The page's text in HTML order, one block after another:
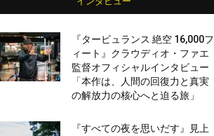
『タービュランス 絶空 16,000フ
ィート』クラウディオ・ファエ
監督オフィシャルインタビュー
「本作は、人間の回復力と真実
の解放力の核心へと迫る旅」
『すべての夜を思いだす』見上